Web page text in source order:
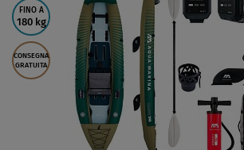
FINO A
180 kg
CONSEGNA
GRATUITA